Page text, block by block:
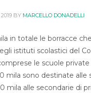
BY MARCELLO DONADELLI
in totale le borracce
istituti scolastici del
le scuole
mila sono destinate alle
mila alle secondarie di